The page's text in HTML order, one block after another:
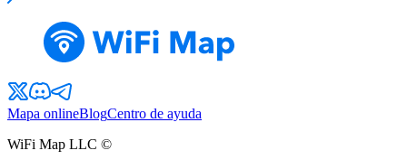
Mapa onlineBlogCentro de ayuda
WiFi Map LLC ©